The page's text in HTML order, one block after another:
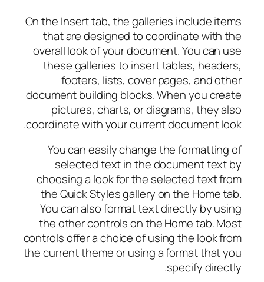
On the Insert tab, the galleries include items
that are designed to coordinate with the
overall look of your document. You can use
these galleries to insert tables, headers,
footers, lists, cover pages, and other
document building blocks. When you create
pictures, charts, or diagrams, they also
coordinate with your current document look.
You can easily change the formatting of
selected text in the document text by
choosing a look for the selected text from
the Quick Styles gallery on the Home tab.
You can also format text directly by using
the other controls on the Home tab. Most
controls offer a choice of using the look from
the current theme or using a format that you
specify directly.